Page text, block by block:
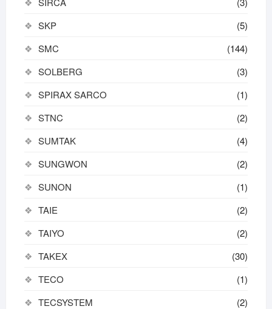
SKP
(5)
SMC
(144)
SOLBERG
(3)
SPIRAX SARCO
(1)
STNC
(2)
SUMTAK
(4)
SUNGWON
(2)
SUNON
(1)
TAIE
(2)
TAIYO
(2)
TAKEX
(30)
TECO
(1)
TECSYSTEM
(2)